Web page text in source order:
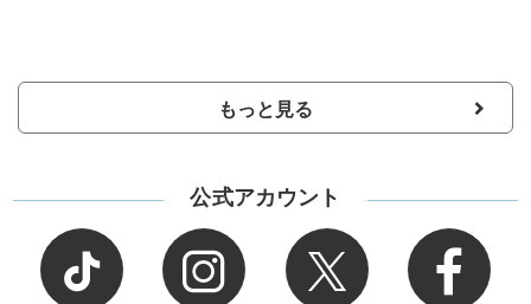
もっと見る
公式アカウント